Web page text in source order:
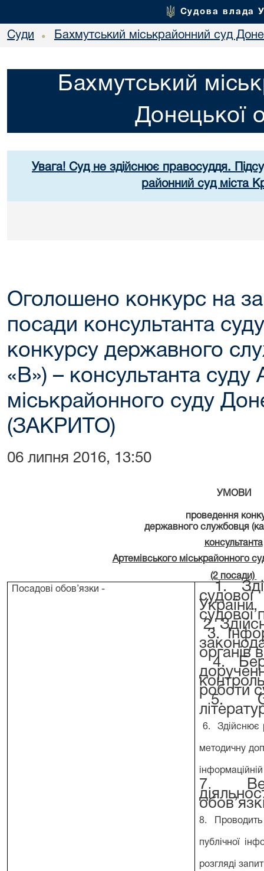
Судова влада
Суди • Бахмутський міськрайонний суд
Бахмутський
Донецької
Увага! Суд не здійснює правосуддя.
районний суд міста
Оголошено конкурс на
посади консультанта
конкурсу державного
«В») – консультанта cуду
міськрайонного суду
(ЗАКРИТО)
06 липня 2016, 13:50
УМОВИ
проведення
державного службовця
консультанта
Артемівського міськрайонного
(2 посади)
Посадові обов’язки - 1.
судової
2.
3.
органів
4.
роботи
5.
6. Здійснює
методичну
7 Веде
8. Проводить
публічної
розгляді